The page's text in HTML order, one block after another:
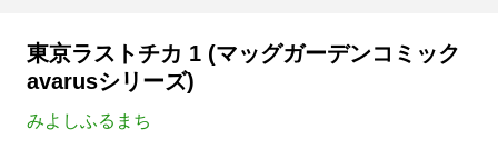
東京ラストチカ 1 (マッグガーデンコミック
avarusシリーズ)
みよしふるまち